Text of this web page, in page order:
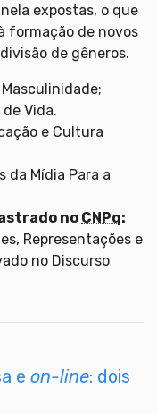
expostas, o que
formação de novos
de gêneros.
Vida.
e Cultura
da Mídia Para a
no CNPq:
Representações e
no Discurso
e on-line: dois